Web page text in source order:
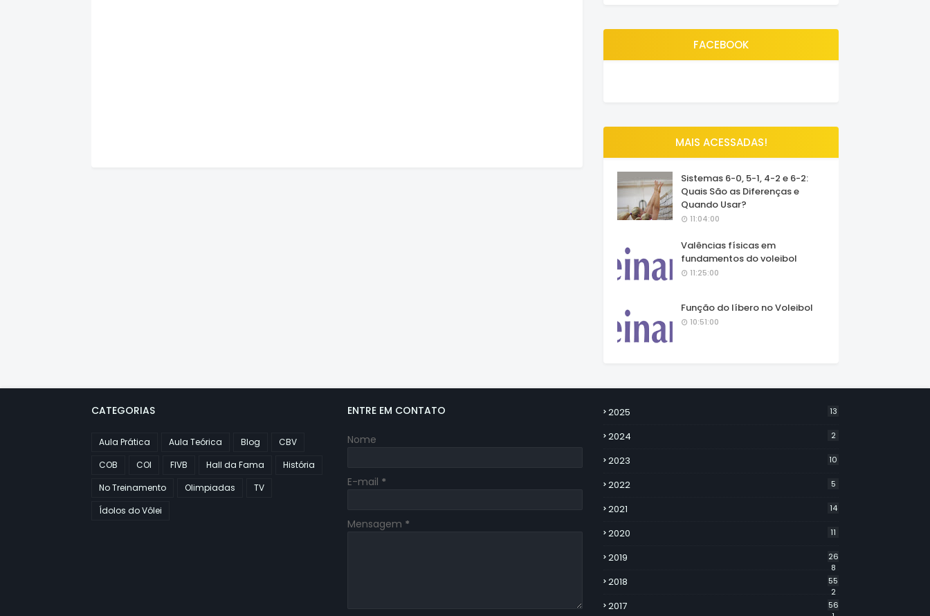
FACEBOOK
MAIS ACESSADAS!
Sistemas 6-0, 5-1, 4-2 e 6-2:
Quais São as Diferenças e
Quando Usar?
11:04:00
Valências físicas em
fundamentos do voleibol
11:25:00
Função do líbero no Voleibol
10:51:00
CATEGORIAS
Aula Prática Aula Teórica Blog
CBV
COB
COI FIVB Hall da Fama
História
No Treinamento
Olimpiadas
TV
Ídolos do Vôlei
ENTRE EM CONTATO
Nome
E-mail *
Mensagem *
2025 13
2024 2
2023 10
2022 5
2021 14
2020 11
2019
26
8
2018
55
2
2017
56